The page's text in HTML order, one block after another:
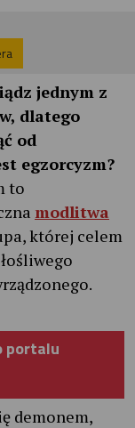
jednym z
dlatego
od
egzorcyzm?
to
modlitwa
której celem
portalu
demonem,